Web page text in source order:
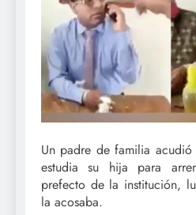
Un padre de familia
estudia su hija para
prefecto de la institución,
la acosaba.